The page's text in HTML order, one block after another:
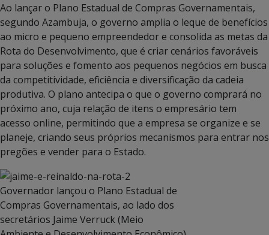
Ao lançar o Plano Estadual de Compras Governamentais,
segundo Azambuja, o governo amplia o leque de benefícios
ao micro e pequeno empreendedor e consolida as metas da
Rota do Desenvolvimento, que é criar cenários favoráveis
para soluções e fomento aos pequenos negócios em busca
da competitividade, eficiência e diversificação da cadeia
produtiva. O plano antecipa o que o governo comprará no
próximo ano, cuja relação de itens o empresário tem
acesso online, permitindo que a empresa se organize e se
planeje, criando seus próprios mecanismos para entrar nos
pregões e vender para o Estado.
Governador lançou o Plano Estadual de
Compras Governamentais, ao lado dos
secretários Jaime Verruck (Meio